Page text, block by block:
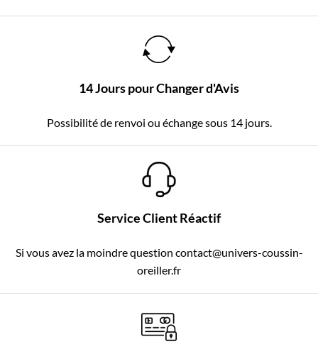
14 Jours pour Changer d'Avis
Possibilité de renvoi ou échange sous 14 jours.
Service Client Réactif
Si vous avez la moindre question contact@univers-coussin-
oreiller.fr